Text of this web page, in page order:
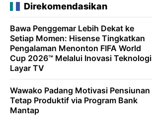
Direkomendasikan
Bawa Penggemar Lebih Dekat ke
Setiap Momen: Hisense Tingkatkan
Pengalaman Menonton FIFA World
Cup 2026™ Melalui Inovasi Teknologi
Layar TV
Wawako Padang Motivasi Pensiunan
Tetap Produktif via Program Bank
Mantap